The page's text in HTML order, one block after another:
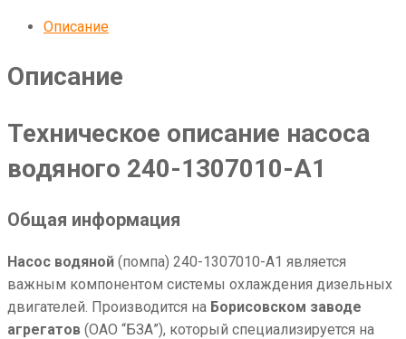
НасосОписание
Описание
Техническое описание насоса
водяного 240-1307010-А1
Общая информация
Насос водяной (помпа) 240-1307010-А1 является
важным компонентом системы охлаждения дизельных
двигателей. Производится на Борисовском заводе
агрегатов (ОАО “БЗА”), который специализируется на